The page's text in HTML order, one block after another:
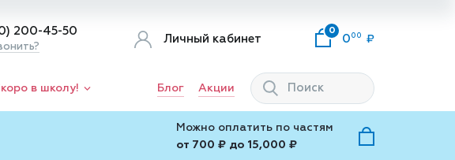
200-45-50
Личный кабинет
0
0 00
в школу! Блог Акции
Можно оплатить по частям
от 700 ₽ до 15,000 ₽